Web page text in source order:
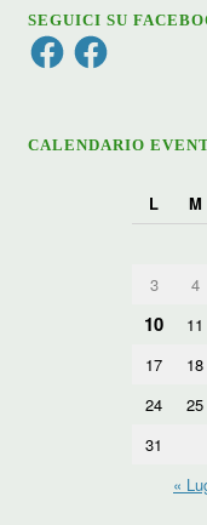
SEGUICI SU
FacebookFacebook
CALENDARIO
L
M
3
4
10 11
17
18
24
25
31
«